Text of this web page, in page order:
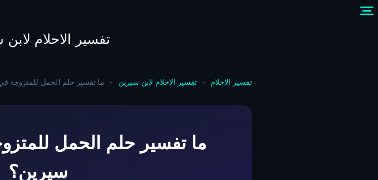
تفسير الاحلام
تفسير الاحلام - تفسير الاحلام لابن سيرين - ما تفسير حلم الحمل للمتزوجة
ما تفسير حلم الحمل
سيرين؟